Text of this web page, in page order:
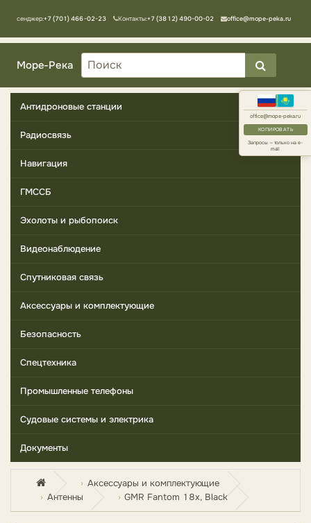
office@mope-peka.ru
КОПИРОВАТЬ
Запросы — только на e-
mail
Мессенджер:+7 (701) 466-02-23 Контакты:+7 (3812) 490-00-02 office@mope-peka.ru
Море-Река
Антидроновые станции
Радиосвязь
Навигация
ГМССБ
Эхолоты и рыбопоиск
Видеонаблюдение
Спутниковая связь
Аксессуары и комплектующие
Безопасность
Спецтехника
Промышленные телефоны
Судовые системы и электрика
Документы
Аксессуары и комплектующие
Антенны
GMR Fantom 18x, Black